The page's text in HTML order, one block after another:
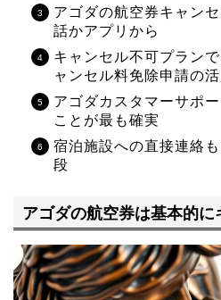
アゴダの航空券キャン
話かアプリから
キャンセル不可プラン
ャンセル料免除申請の
アゴダカスタマーサポ
ことが最も確実
宿泊施設への直接連絡
段
アゴダの航空券は基本的